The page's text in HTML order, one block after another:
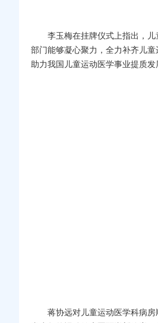
李玉梅在挂牌仪式上指出，
部门能够凝心聚力，全力补齐儿
助力我国儿童运动医学事业提质发
蒋协远对儿童运动医学科病房